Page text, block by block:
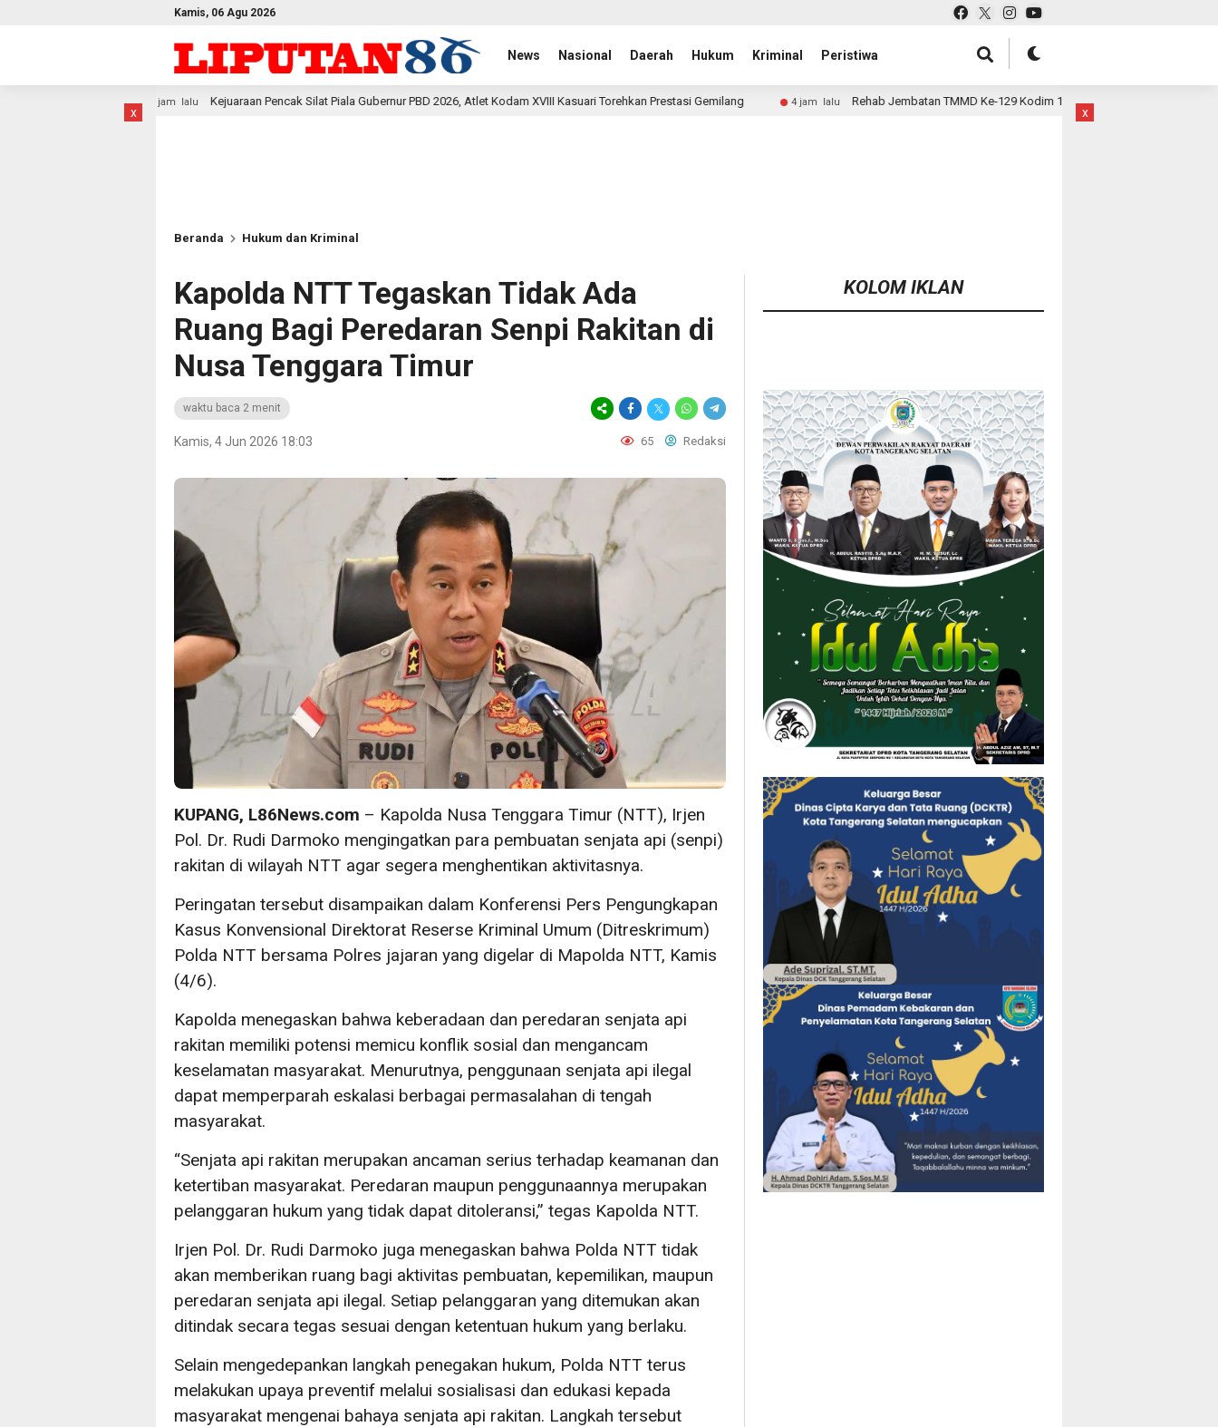
Kamis, 06 Agu 2026
News Nasional Daerah Hukum Kriminal Peristiwa
x
Kejuaraan Pencak Silat Piala Gubernur PBD 2026, Atlet Kodam XVIII Kasuari Torehkan Prestasi Gemilang 4 jam lalu Rehab Jembatan TMMD Ke-129 Kodim 1807/Sorsel Hampir Rampung, Perkuat Akses dan
Beranda Hukum dan Kriminal
Kapolda NTT Tegaskan Tidak Ada
Ruang Bagi Peredaran Senpi Rakitan di
Nusa Tenggara Timur
waktu baca 2 menit
Kamis, 4 Jun 2026 18:03 65 Redaksi
KUPANG, L86News.com – Kapolda Nusa Tenggara Timur (NTT), Irjen
Pol. Dr. Rudi Darmoko mengingatkan para pembuatan senjata api (senpi)
rakitan di wilayah NTT agar segera menghentikan aktivitasnya.
Peringatan tersebut disampaikan dalam Konferensi Pers Pengungkapan
Kasus Konvensional Direktorat Reserse Kriminal Umum (Ditreskrimum)
Polda NTT bersama Polres jajaran yang digelar di Mapolda NTT, Kamis
(4/6).
Kapolda menegaskan bahwa keberadaan dan peredaran senjata api
rakitan memiliki potensi memicu konflik sosial dan mengancam
keselamatan masyarakat. Menurutnya, penggunaan senjata api ilegal
dapat memperparah eskalasi berbagai permasalahan di tengah
masyarakat.
“Senjata api rakitan merupakan ancaman serius terhadap keamanan dan
ketertiban masyarakat. Peredaran maupun penggunaannya merupakan
pelanggaran hukum yang tidak dapat ditoleransi,” tegas Kapolda NTT.
Irjen Pol. Dr. Rudi Darmoko juga menegaskan bahwa Polda NTT tidak
akan memberikan ruang bagi aktivitas pembuatan, kepemilikan, maupun
peredaran senjata api ilegal. Setiap pelanggaran yang ditemukan akan
ditindak secara tegas sesuai dengan ketentuan hukum yang berlaku.
Selain mengedepankan langkah penegakan hukum, Polda NTT terus
melakukan upaya preventif melalui sosialisasi dan edukasi kepada
masyarakat mengenai bahaya senjata api rakitan. Langkah tersebut
KOLOM IKLAN
x